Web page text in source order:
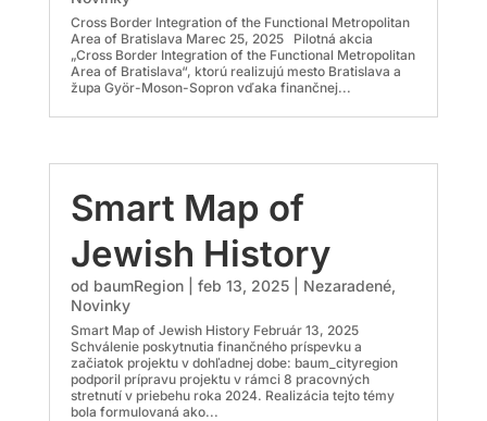
Cross Border Integration of the Functional Metropolitan
Area of Bratislava Marec 25, 2025 Pilotná akcia
„Cross Border Integration of the Functional Metropolitan
Area of Bratislava“, ktorú realizujú mesto Bratislava a
župa Györ-Moson-Sopron vďaka finančnej...
Smart Map of
Jewish History
od baumRegion| feb 13, 2025| Nezaradené,
Novinky
Smart Map of Jewish History Február 13, 2025
Schválenie poskytnutia finančného príspevku a
začiatok projektu v dohľadnej dobe: baum_cityregion
podporil prípravu projektu v rámci 8 pracovných
stretnutí v priebehu roka 2024. Realizácia tejto témy
bola formulovaná ako...